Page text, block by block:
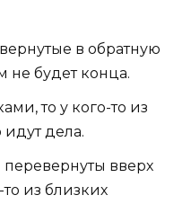
в об­ратную
не будет кон­ца.
то у кого-то из
дела.
вверх
то из близ­ких